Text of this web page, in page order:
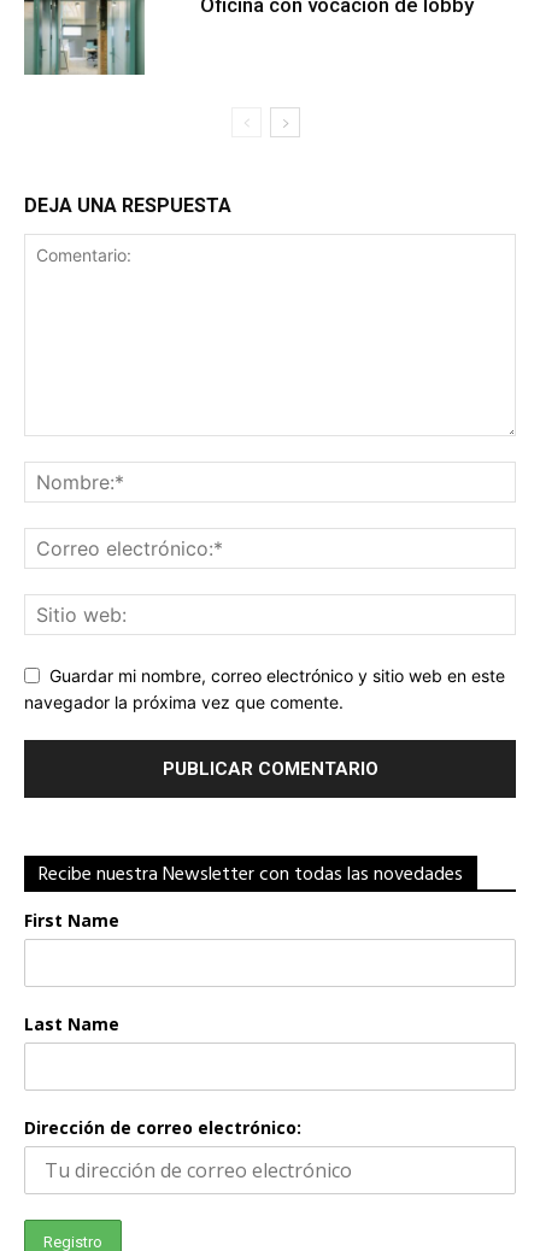
DEJA UNA RESPUESTA
Guardar mi nombre, correo electrónico y sitio web en este
navegador la próxima vez que comente.
Recibe nuestra Newsletter con todas las novedades
First Name
Last Name
Dirección de correo electrónico: